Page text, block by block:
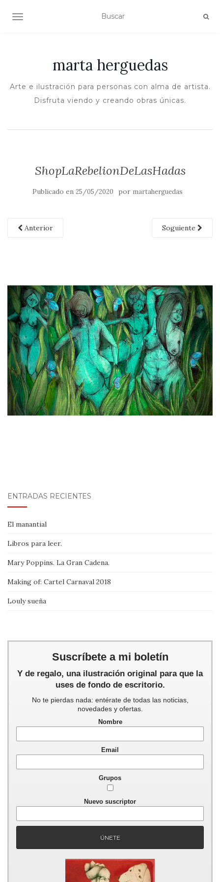
ALTERNAR NAVEGACIÓN
marta herguedas
Arte e ilustración para personas con alma de artista.
Disfruta viendo y creando obras únicas.
ShopLaRebelionDeLasHadas
Publicado en 25/05/2020 por martaherguedas
Anterior Soguiente
ENTRADAS RECIENTES
El manantial
Libros para leer.
Mary Poppins. La Gran Cadena.
Making of: Cartel Carnaval 2018
Louly sueña
Suscríbete a mi boletín
Y de regalo, una ilustración original para que la
uses de fondo de escritorio.
No te pierdas nada: entérate de todas las noticias,
novedades y ofertas.
Nombre
Email
Grupos
Nuevo suscriptor